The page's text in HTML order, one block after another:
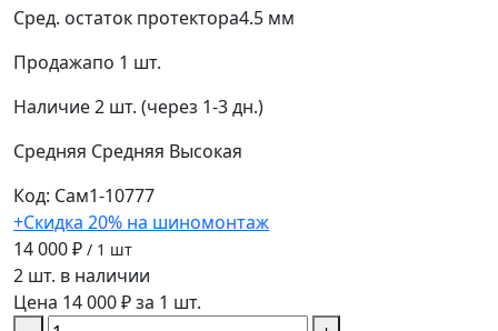
Сред. остаток протектора4.5 мм
Продажапо 1 шт.
Наличие2 шт. (через 1-3 дн.)
Средняя Средняя Высокая
Код: Сам1-10777
+Скидка 20% на шиномонтаж
14 000 ₽ / 1 шт
2 шт. в наличии
Цена 14 000 ₽ за 1 шт.